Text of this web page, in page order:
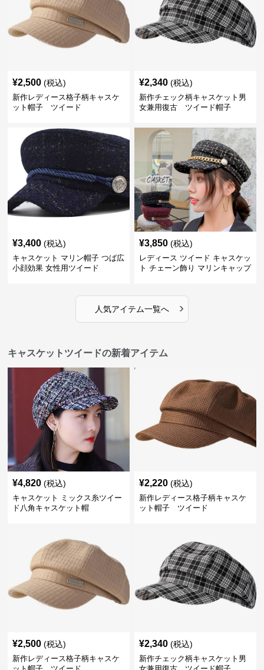
¥2,500 (税込)
新作レディース格子柄キャスケ
ット帽子 ツイード
¥2,340 (税込)
新作チェック柄キャスケット男
女兼用復古 ツイード帽子
¥3,400 (税込)
キャスケット マリン帽子 つば広
小顔効果 女性用ツイード
¥3,850 (税込)
レディース ツイード キャスケッ
ト チェーン飾り マリンキャップ
人気アイテム一覧へ ›
キャスケットツイードの新着アイテム
¥4,820 (税込)
キャスケット ミックス糸ツイー
ド八角キャスケット帽
¥2,220 (税込)
新作レディース格子柄キャスケ
ット帽子 ツイード
¥2,500 (税込)
新作レディース格子柄キャスケ
¥2,340 (税込)
新作チェック柄キャスケット男